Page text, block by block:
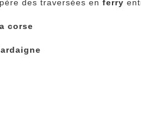
des traversées enferry
corse